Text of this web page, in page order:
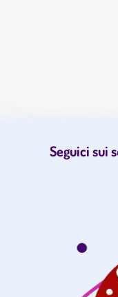
Seguici sui